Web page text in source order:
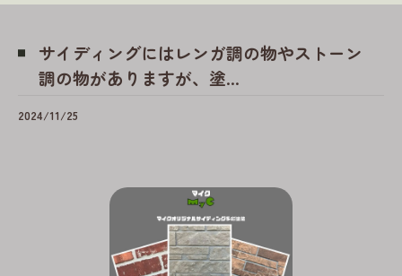
サイディングにはレンガ調の物やストーン
調の物がありますが、塗...
2024/11/25